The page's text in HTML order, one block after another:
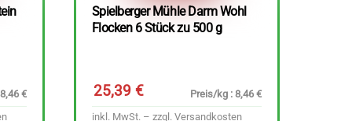
€
Spielberger Mühle Darm Wohl
Flocken 6 Stück zu 500 g
25,39€
Preis/kg : 8,46 €
inkl. MwSt. – zzgl. Versandkosten